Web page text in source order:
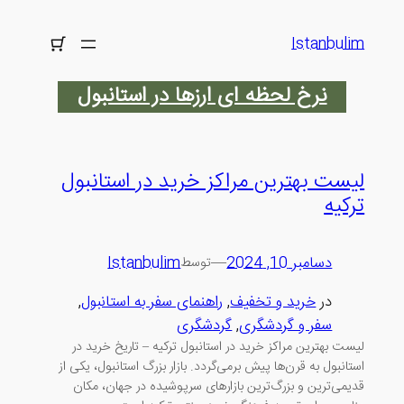
Istanbulim
نرخ لحظه ای ارزها در استانبول
لیست بهترین مراکز خرید در استانبول
ترکیه
دسامبر 10, 2024 —توسطIstanbulim
درخرید و تخفیف, راهنمای سفر به استانبول,
سفر و گردشگری, گردشگری
لیست بهترین مراکز خرید در استانبول ترکیه – تاریخ خرید در
استانبول به قرن‌ها پیش برمی‌گردد. بازار بزرگ استانبول، یکی از
قدیمی‌ترین و بزرگ‌ترین بازارهای سرپوشیده در جهان، مکان